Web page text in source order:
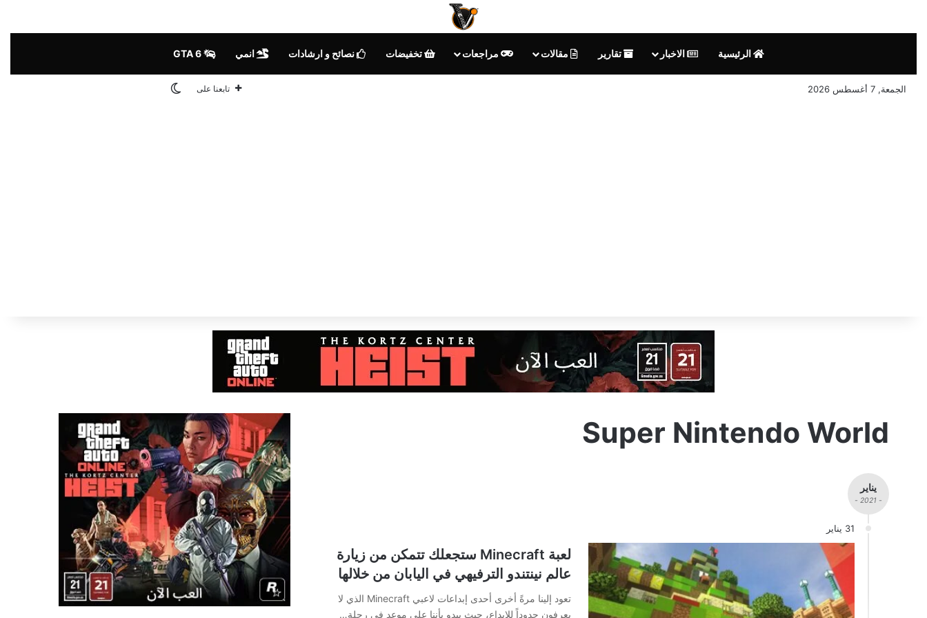
الرئيسية الاخبار تقارير مقالات مراجعات تخفيضات نصائح و ارشادات انمي
الجمعة, 7 أغسطس 2026 تابعنا على الوضع المظلم
Super Nintendo World
يناير
- 2021 -
31 يناير
لعبة Minecraft ستجعلك تتمكن من زيارة
عالم نينتندو الترفيهي في اليابان من خلالها
تعود إلينا مرةً أخرى أحدى إبداعات لاعبي Minecraft الذي لا
يعرفون حدوداً للإبداع، حيث يبدو بأننا على موعد في رحلة…